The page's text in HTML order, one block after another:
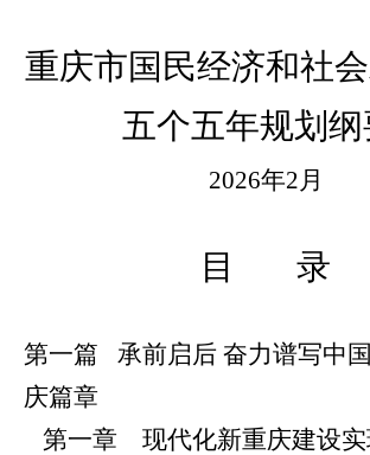
重庆市国民经济和社
五个五年规划纲
2026年2月
目 录
第一篇 承前启后 奋力谱写中
庆篇章
第一章 现代化新重庆建设实